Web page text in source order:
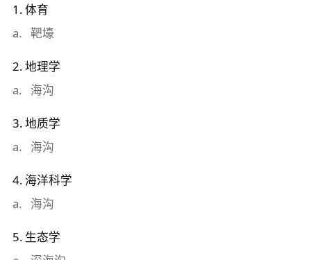
1 .体育
a. 靶壕
2.地理学
a. 海沟
3.地质学
a. 海沟
4.海洋科学
a. 海沟
5. 生态学